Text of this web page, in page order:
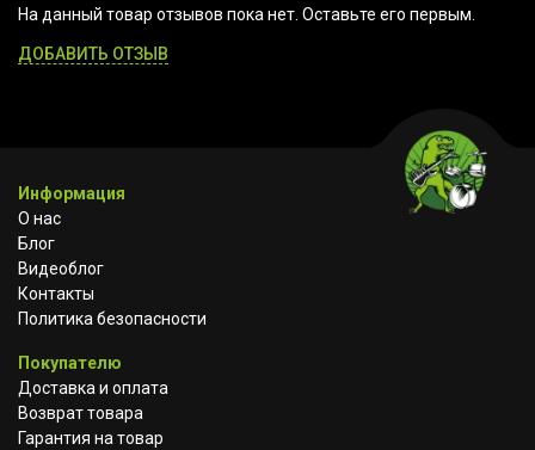
На данный товар отзывов пока нет. Оставьте его первым.
ДОБАВИТЬ ОТЗЫВ
Информация
О нас
Блог
Видеоблог
Контакты
Политика безопасности
Покупателю
Доставка и оплата
Возврат товара
Гарантия на товар